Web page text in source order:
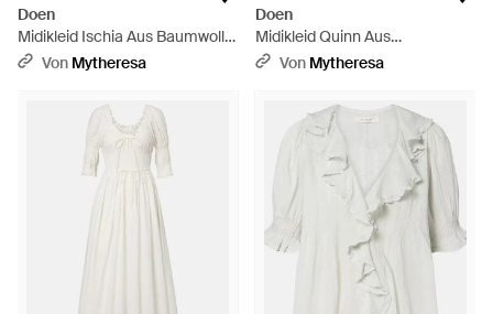
Doen
Midikleid Ischia Aus Baumwolle
- Weiß
Von Mytheresa
Doen
Midikleid Quinn Aus
Baumwollpopeline - Weiß
Von Mytheresa